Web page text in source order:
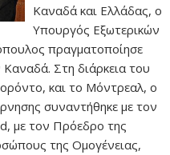
Καναδά και Ελλάδας, ο
Υπουργός Εξωτερικών
πραγματοποίησε
Καναδά. Στη διάρκεια του
και το Μόντρεαλ, ο
συναντήθηκε με τον
με τον Πρόεδρο της
της Ομογένειας,